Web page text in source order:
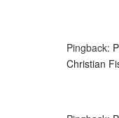
Pingback:
Christian